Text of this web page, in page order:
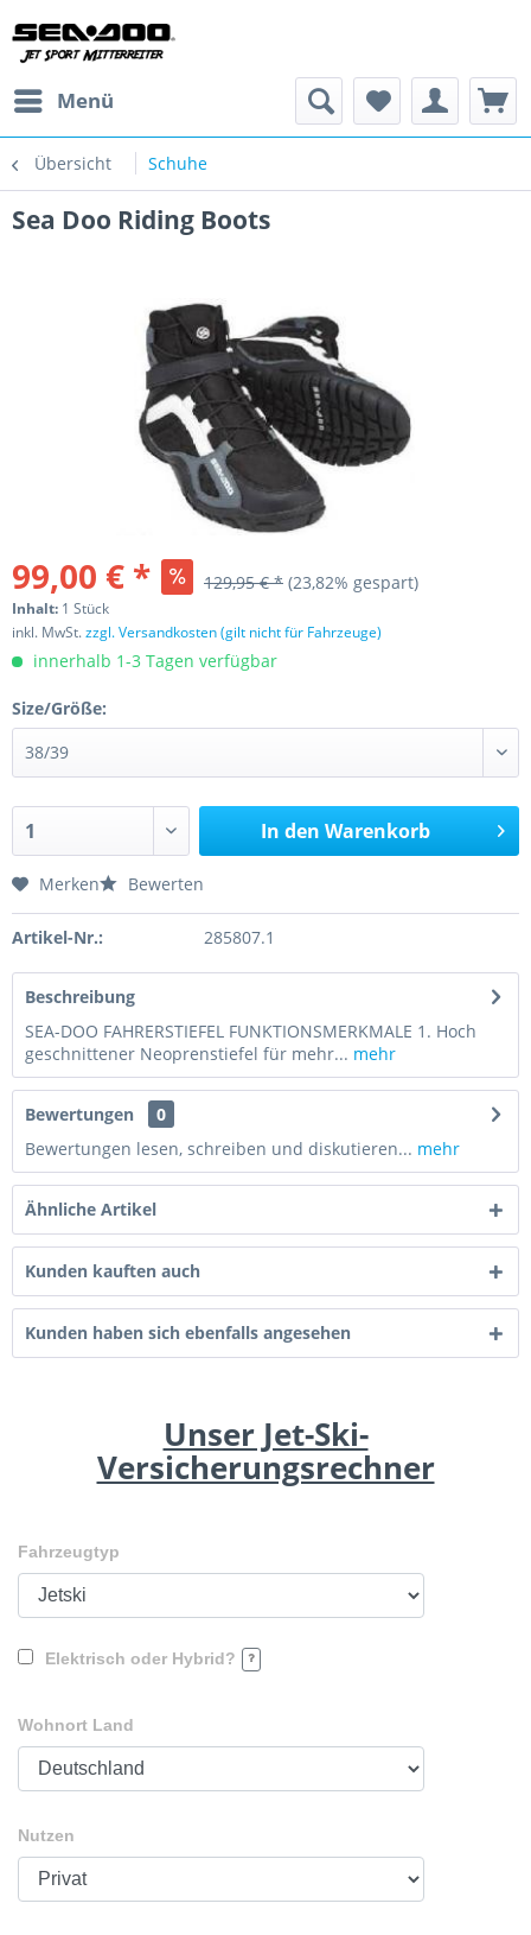
Menü
Übersicht Schuhe
Sea Doo Riding Boots
99,00 € * 129,95 € * (23,82% gespart)
Inhalt: 1 Stück
inkl. MwSt.zzgl. Versandkosten (gilt nicht für Fahrzeuge)
innerhalb 1-3 Tagen verfügbar
Size/Größe:
In den Warenkorb
Merken Bewerten
Artikel-Nr.: 285807.1
Beschreibung
SEA-DOO FAHRERSTIEFEL FUNKTIONSMERKMALE 1. Hoch
geschnittener Neoprenstiefel für mehr... mehr
Bewertungen
0
Bewertungen lesen, schreiben und diskutieren... mehr
Ähnliche Artikel
Kunden kauften auch
Kunden haben sich ebenfalls angesehen
Unser Jet-Ski-
Versicherungsrechner
Fahrzeugtyp
Elektrisch oder Hybrid?
Wohnort Land
Nutzen